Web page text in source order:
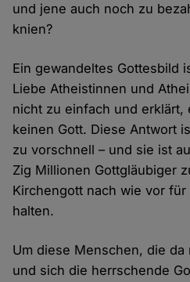
und jene auch noch zu
knien?
Ein gewandeltes Gottesbild
Liebe Atheistinnen und
nicht zu einfach und erklärt,
keinen Gott. Diese Antwort
zu vorschnell – und sie ist
Zig Millionen Gottgläubiger
Kirchengott nach wie vor
halten.
Um diese Menschen, die
und sich die herrschende